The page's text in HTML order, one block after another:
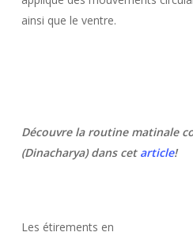
ainsi que le ventre.
Découvre la routine matinale
(Dinacharya) dans cet article!
Les étirements en